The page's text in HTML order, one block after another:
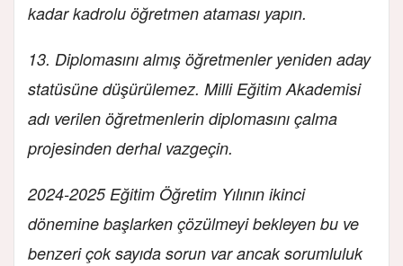
kadar kadrolu öğretmen ataması yapın.
13. Diplomasını almış öğretmenler yeniden aday
statüsüne düşürülemez. Milli Eğitim Akademisi
adı verilen öğretmenlerin diplomasını çalma
projesinden derhal vazgeçin.
2024-2025 Eğitim Öğretim Yılının ikinci
dönemine başlarken çözülmeyi bekleyen bu ve
benzeri çok sayıda sorun var ancak sorumluluk